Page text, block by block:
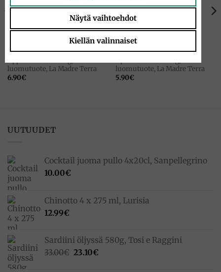
HILLOT
luomutuote, La Madre Terra
6.90€
HILLOT
luomutuote, La Madre Terra
5.90€
UUTUUDET
Cocktail juoma pullo 4x20cl, Sanpellegrino
10.00€
Chinotto 4 x 275 ml, Lurisia
12.99€
Sardiini öljyssä 580g, Tosi e Raggini
33.00€ Alkuperäinen
23.10€Nykyinen
Näytä vaihtoehdot
Kiellän valinnaiset